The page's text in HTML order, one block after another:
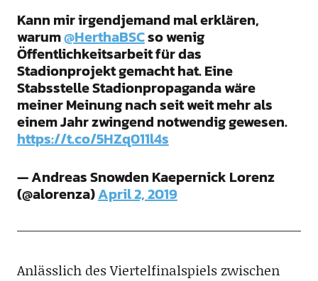
Kann mir irgendjemand mal erklären,
warum@HerthaBSCso wenig
Öffentlichkeitsarbeit für das
Stadionprojekt gemacht hat. Eine
Stabsstelle Stadionpropaganda wäre
meiner Meinung nach seit weit mehr als
einem Jahr zwingend notwendig gewesen.
https://t.co/5HZq011l4s
— Andreas Snowden Kaepernick Lorenz
(@alorenza)April 2, 2019
Anlässlich des Viertelfinalspiels zwischen